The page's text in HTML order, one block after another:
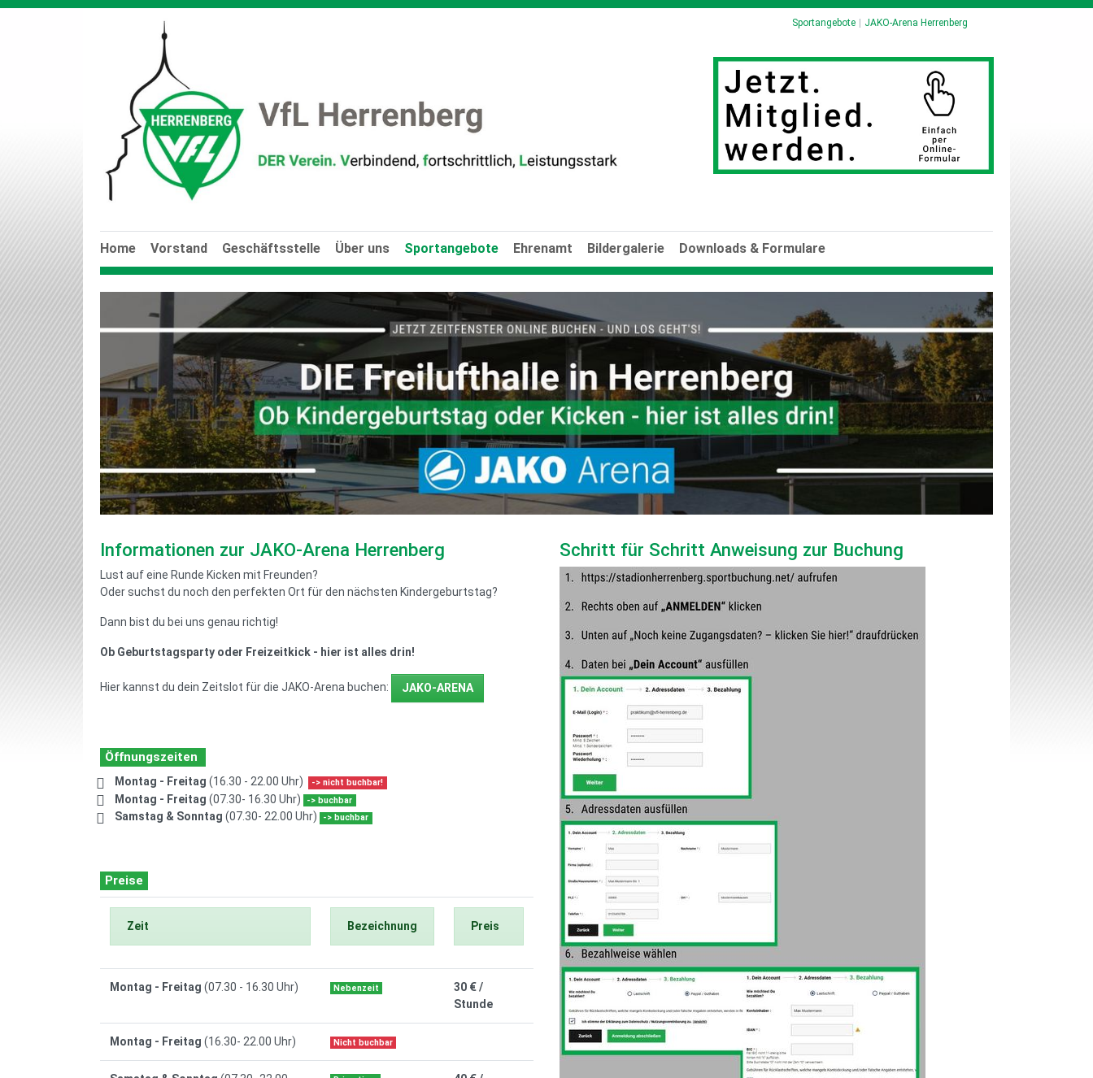
Sportangebote JAKO-Arena Herrenberg
Home Vorstand Geschäftsstelle Über uns Sportangebote Ehrenamt Bildergalerie Downloads & Formulare
Informationen zur JAKO-Arena Herrenberg
Lust auf eine Runde Kicken mit Freunden?
Oder suchst du noch den perfekten Ort für den nächsten Kindergeburtstag?
Dann bist du bei uns genau richtig!
Ob Geburtstagsparty oder Freizeitkick - hier ist alles drin!
Hier kannst du dein Zeitslot für die JAKO-Arena buchen: JAKO-ARENA
Öffnungszeiten
Montag - Freitag(16.30 - 22.00 Uhr) -> nicht buchbar!
Montag - Freitag(07.30- 16.30 Uhr) -> buchbar
Samstag & Sonntag(07.30- 22.00 Uhr) -> buchbar
Preise
Zeit Bezeichnung Preis
Montag - Freitag (07.30 - 16.30 Uhr) Nebenzeit
30 € /
Stunde
Montag - Freitag (16.30- 22.00 Uhr) Nicht buchbar
Schritt für Schritt Anweisung zur Buchung